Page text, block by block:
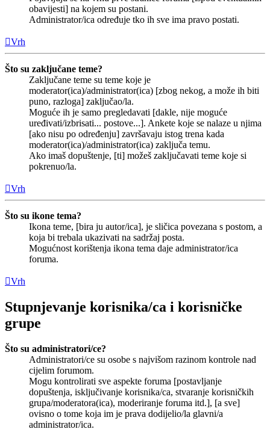
obavijesti] na kojem su postani.
Administrator/ica određuje tko ih sve ima pravo postati.
Vrh
Što su zaključane teme?
Zaključane teme su teme koje je
moderator(ica)/administrator(ica) [zbog nekog, a može ih biti
puno, razloga] zaključao/la.
Moguće ih je samo pregledavati [dakle, nije moguće
uređivati/izbrisati... postove...]. Ankete koje se nalaze u njima
[ako nisu po određenju] završavaju istog trena kada
moderator(ica)/administrator(ica) zaključa temu.
Ako imaš dopuštenje, [ti] možeš zaključavati teme koje si
pokrenuo/la.
Vrh
Što su ikone tema?
Ikona teme, [bira ju autor/ica], je sličica povezana s postom, a
koja bi trebala ukazivati na sadržaj posta.
Mogućnost korištenja ikona tema daje administrator/ica
foruma.
Vrh
Stupnjevanje korisnika/ca i korisničke
grupe
Što su administratori/ce?
Administratori/ce su osobe s najvišom razinom kontrole nad
cijelim forumom.
Mogu kontrolirati sve aspekte foruma [postavljanje
dopuštenja, isključivanje korisnika/ca, stvaranje korisničkih
grupa/moderatora(ica), moderiranje foruma itd.], [a sve]
ovisno o tome koja im je prava dodijelio/la glavni/a
administrator/ica.